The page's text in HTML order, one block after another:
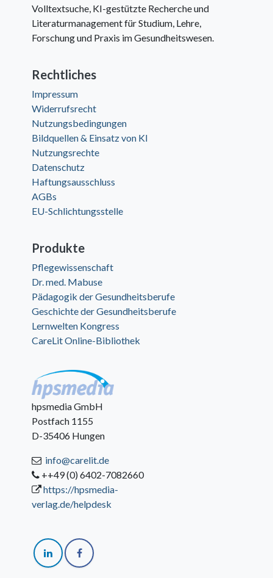
Volltextsuche, KI-gestützte Recherche und
Literaturmanagement für Studium, Lehre,
Forschung und Praxis im Gesundheitswesen.
Rechtliches
Impressum
Widerrufsrecht
Nutzungsbedingungen
Bildquellen & Einsatz von KI
Nutzungsrechte
Datenschutz
Haftungsausschluss
AGBs
EU-Schlichtungsstelle
Produkte
Pflegewissenschaft
Dr. med. Mabuse
Pädagogik der Gesundheitsberufe
Geschichte der Gesundheitsberufe
Lernwelten Kongress
CareLit Online-Bibliothek
hpsmedia GmbH
Postfach 1155
D-35406 Hungen
info@carelit.de
++49 (0) 6402-7082660
https://hpsmedia-
verlag.de/helpdesk